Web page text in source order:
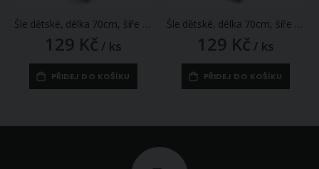
Šle dětské, délka 70cm, šíře 2,5cm, tvar Y, s obrázkovým zapínáním v krabičce, modrá, 650418/3
129 Kč / ks
PŘIDEJ DO KOŠÍKU
Šle dětské, délka 70cm, šíře 2,5cm, tvar Y, s obrázkovým zapínáním v krabičce, béžová, 650418/2
129 Kč / ks
PŘIDEJ DO KOŠÍKU